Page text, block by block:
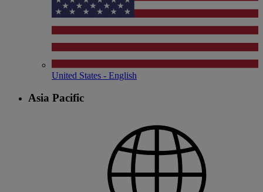
United States - English
Asia Pacific